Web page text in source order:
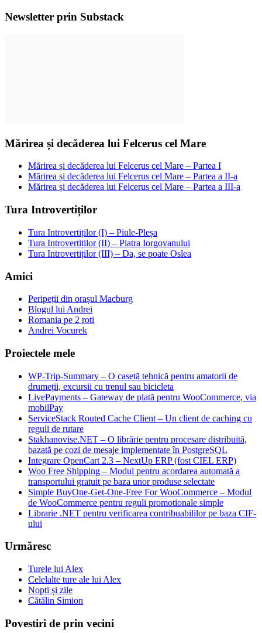
Newsletter prin Substack
Mărirea și decăderea lui Felcerus cel Mare
Mărirea și decăderea lui Felcerus cel Mare – Partea I
Mărirea și decăderea lui Felcerus cel Mare – Partea a II-a
Mărirea și decăderea lui Felcerus cel Mare – Partea a III-a
Tura Introvertiților
Tura Introvertiților (I) – Piule-Pleșa
Tura Introvertiților (II) – Piatra Iorgovanului
Tura Introvertiților (III) – Da, se poate Oslea
Amici
Peripeții din orașul Macburg
Blogul lui Andrei
Romania pe 2 roti
Andrei Vocurek
Proiectele mele
WP-Trip-Summary – O casetă tehnică pentru amatorii de
drumeții, excursii cu trenul sau bicicleta
LivePayments – Gateway de plată pentru WooCommerce, via
mobilPay
ServiceStack Routed Cache Client – Un client de caching cu
reguli de rutare
Stakhanovise.NET – O librărie pentru procesare distribuită,
bazată pe cozi de mesaje implementate în PostgreSQL
Integrare OpenCart 2.3 – NextUp ERP (fost CIEL ERP)
Woo Free Shipping – Modul pentru acordarea automată a
transportului gratuit pe baza unor produse selectate
Simple BuyOne-Get-One-Free For WooCommerce – Modul
de WooCommerce pentru reguli promotionale simple
Librarie .NET pentru verificarea contribuabililor pe baza CIF-
ului
Urmăresc
Turele lui Alex
Celelalte ture ale lui Alex
Nopți și zile
Cătălin Simion
Povestiri de prin vecini